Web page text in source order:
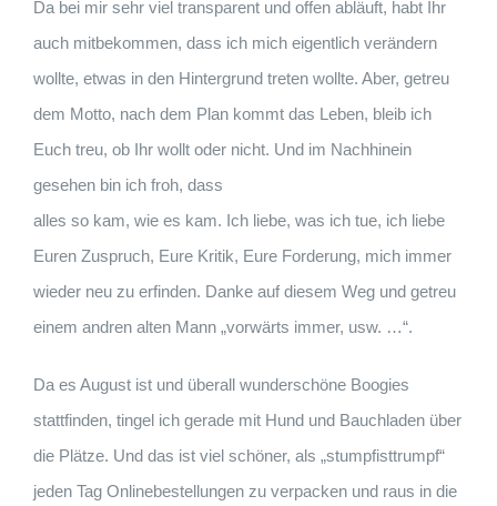
Da bei mir sehr viel transparent und offen abläuft, habt Ihr
auch mitbekommen, dass ich mich eigentlich verändern
wollte, etwas in den Hintergrund treten wollte. Aber, getreu
dem Motto, nach dem Plan kommt das Leben, bleib ich
Euch treu, ob Ihr wollt oder nicht. Und im Nachhinein
gesehen bin ich froh, dass
alles so kam, wie es kam. Ich liebe, was ich tue, ich liebe
Euren Zuspruch, Eure Kritik, Eure Forderung, mich immer
wieder neu zu erfinden. Danke auf diesem Weg und getreu
einem andren alten Mann „vorwärts immer, usw. …“.
Da es August ist und überall wunderschöne Boogies
stattfinden, tingel ich gerade mit Hund und Bauchladen über
die Plätze. Und das ist viel schöner, als „stumpfisttrumpf“
jeden Tag Onlinebestellungen zu verpacken und raus in die